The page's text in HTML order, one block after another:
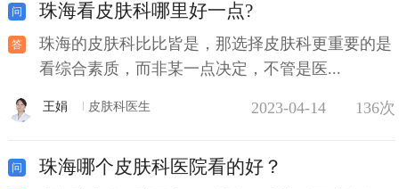
珠海看皮肤科哪里好一点?
珠海的皮肤科比比皆是，那选择皮肤科更重要的是
看综合素质，而非某一点决定，不管是医...
王娟 皮肤科医生 2023-04-14 136次
珠海哪个皮肤科医院看的好？